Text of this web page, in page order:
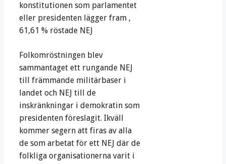
konstitutionen som parlamentet
eller presidenten lägger fram ,
61,61 % röstade NEJ
Folkomröstningen blev
sammantaget ett rungande NEJ
till främmande militärbaser i
landet och NEJ till de
inskränkningar i demokratin som
presidenten föreslagit. Ikväll
kommer segern att firas av alla
de som arbetat för ett NEJ där de
folkliga organisationerna varit i